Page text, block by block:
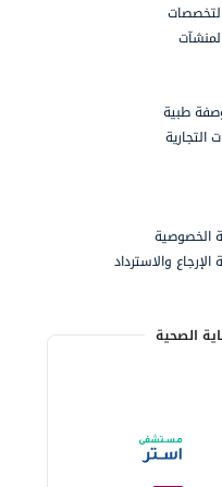
طبية
التجارية
الخصوصية
والاسترداد
الصحية